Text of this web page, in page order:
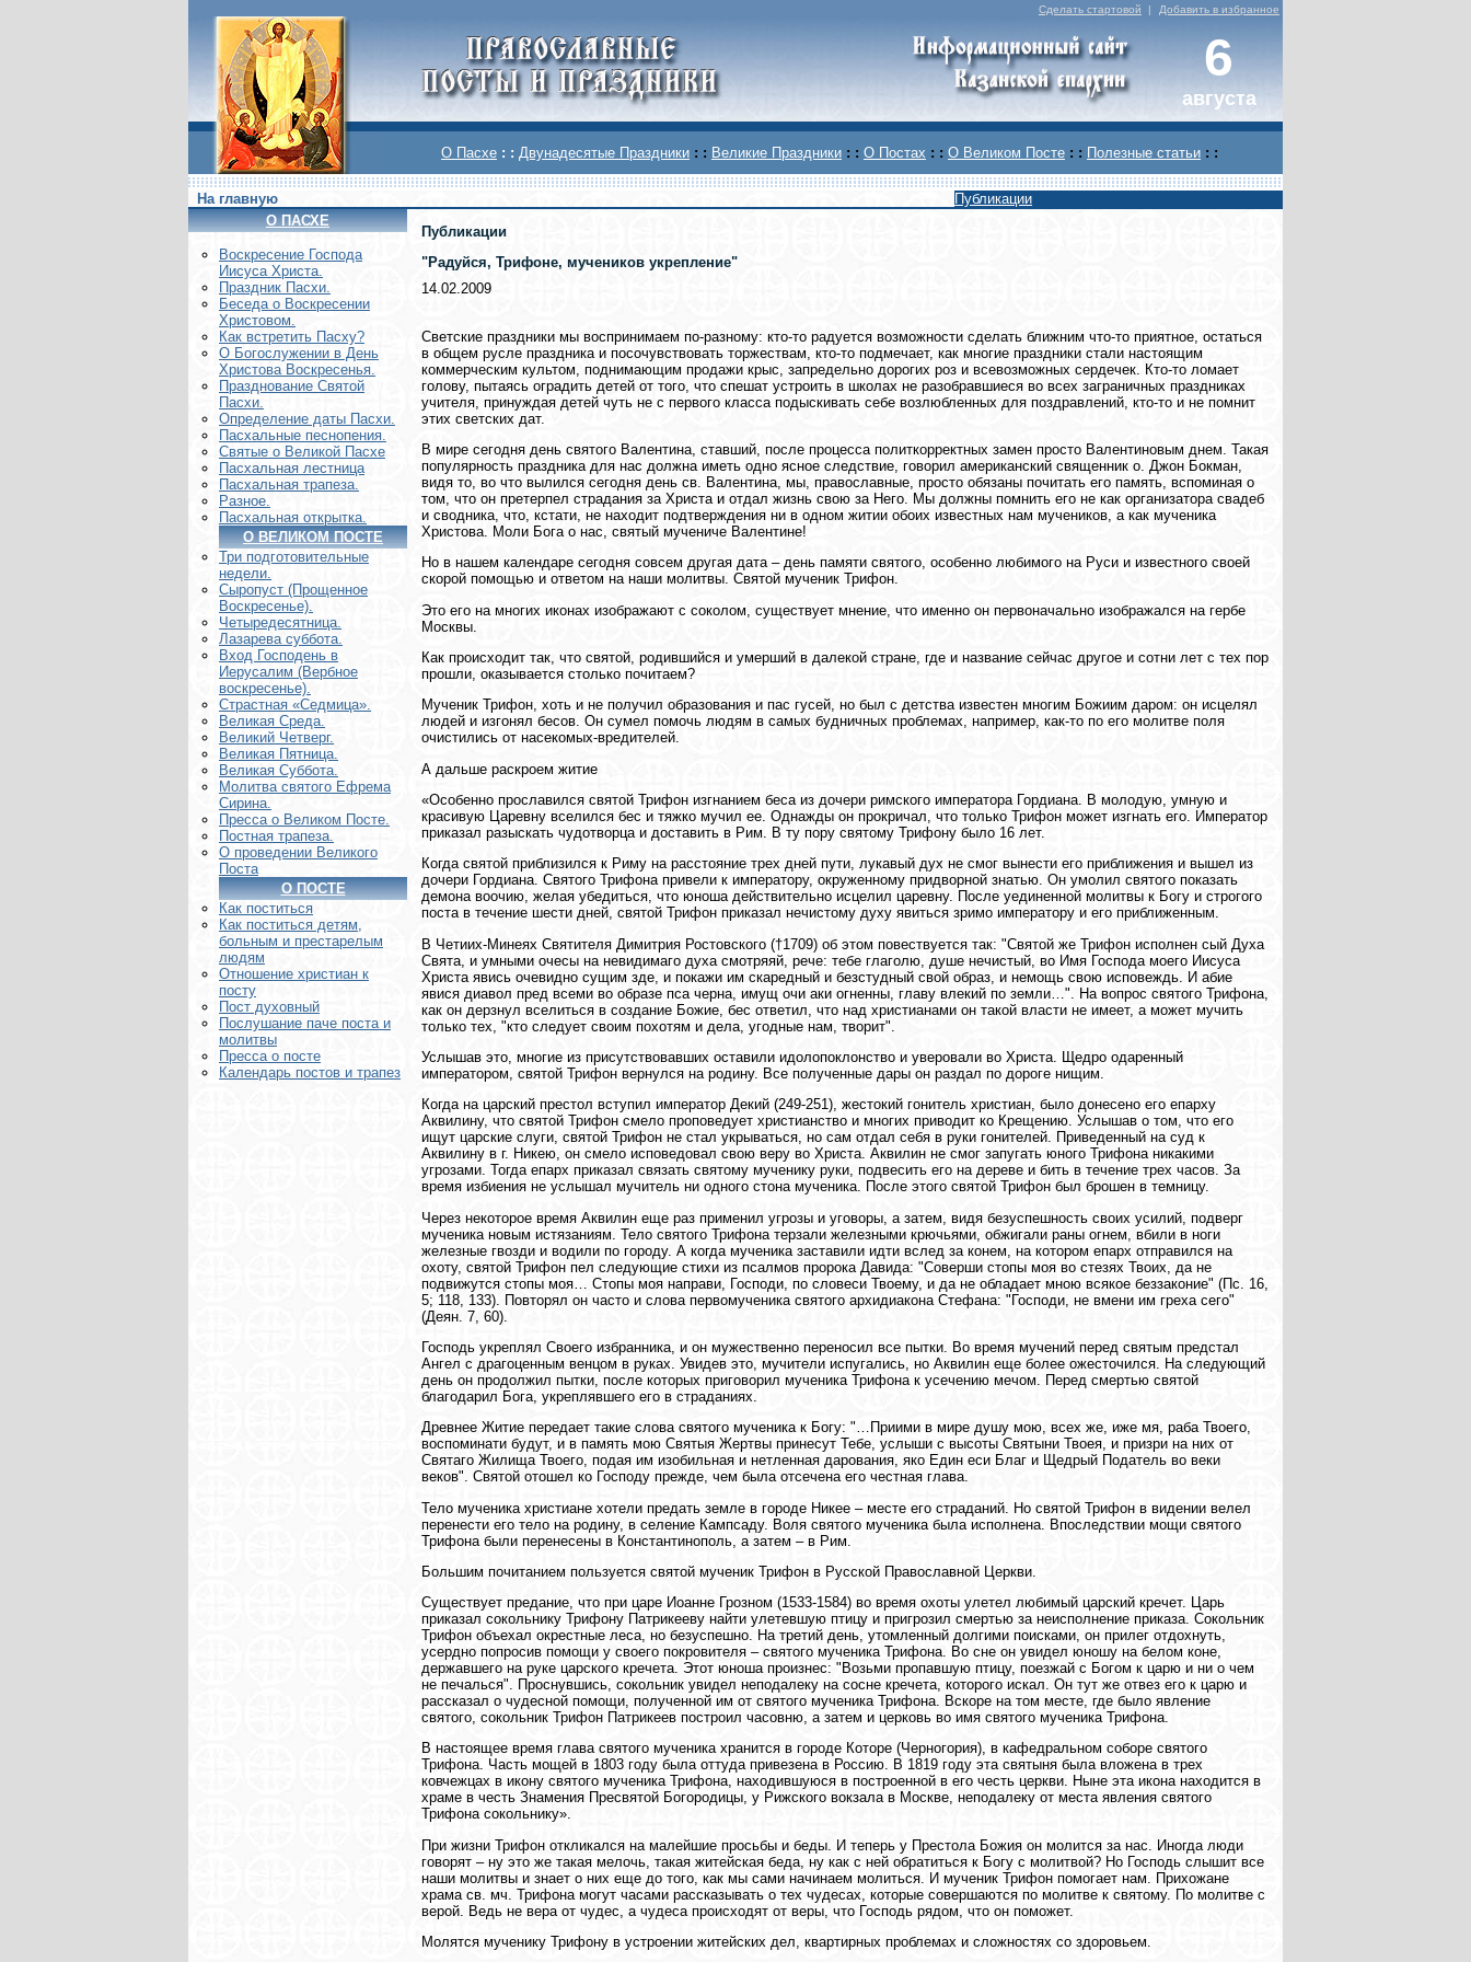
Сделать стартовой | Добавить в избранное
6
августа
О Пасхе : : Двунадесятые Праздники : : Великие Праздники : : О Постах : : О Великом Посте : : Полезные статьи : :
На главную
Публикации
О ПАСХЕ
Воскреcение Господа
Иисуса Христа.
Праздник Пасхи.
Беседа о Воскресении
Христовом.
Как встретить Пасху?
О Богослужении в День
Христова Воскресенья.
Празднование Святой
Пасхи.
Определение даты Пасхи.
Пасхальные песнопения.
Святые о Великой Пасхе
Пасхальная лестница
Пасхальная трапеза.
Разное.
Пасхальная открытка.
О ВЕЛИКОМ ПОСТЕ
Три подготовительные
недели.
Сыропуст (Прощенное
Воскресенье).
Четыредесятница.
Лазарева суббота.
Вход Господень в
Иерусалим (Вербное
воскресенье).
Страстная «Седмица».
Великая Среда.
Великий Четверг.
Великая Пятница.
Великая Суббота.
Молитва святого Ефрема
Сирина.
Пресса о Великом Посте.
Постная трапеза.
О проведении Великого
Поста
О ПОСТЕ
Как поститься
Как поститься детям,
больным и престарелым
людям
Отношение христиан к
посту
Пост духовный
Послушание паче поста и
молитвы
Пресса о посте
Календарь постов и трапез
Публикации
"Радуйся, Трифоне, мучеников укрепление"
14.02.2009
Светские праздники мы воспринимаем по-разному: кто-то радуется возможности сделать ближним что-то приятное, остаться
в общем русле праздника и посочувствовать торжествам, кто-то подмечает, как многие праздники стали настоящим
коммерческим культом, поднимающим продажи крыс, запредельно дорогих роз и всевозможных сердечек. Кто-то ломает
голову, пытаясь оградить детей от того, что спешат устроить в школах не разобравшиеся во всех заграничных праздниках
учителя, принуждая детей чуть не с первого класса подыскивать себе возлюбленных для поздравлений, кто-то и не помнит
этих светских дат.
В мире сегодня день святого Валентина, ставший, после процесса политкорректных замен просто Валентиновым днем. Такая
популярность праздника для нас должна иметь одно ясное следствие, говорил американский священник о. Джон Бокман,
видя то, во что вылился сегодня день св. Валентина, мы, православные, просто обязаны почитать его память, вспоминая о
том, что он претерпел страдания за Христа и отдал жизнь свою за Него. Мы должны помнить его не как организатора свадеб
и сводника, что, кстати, не находит подтверждения ни в одном житии обоих известных нам мучеников, а как мученика
Христова. Моли Бога о нас, святый мучениче Валентине!
Но в нашем календаре сегодня совсем другая дата – день памяти святого, особенно любимого на Руси и известного своей
скорой помощью и ответом на наши молитвы. Святой мученик Трифон.
Это его на многих иконах изображают с соколом, существует мнение, что именно он первоначально изображался на гербе
Москвы.
Как происходит так, что святой, родившийся и умерший в далекой стране, где и название сейчас другое и сотни лет с тех пор
прошли, оказывается столько почитаем?
Мученик Трифон, хоть и не получил образования и пас гусей, но был с детства известен многим Божиим даром: он исцелял
людей и изгонял бесов. Он сумел помочь людям в самых будничных проблемах, например, как-то по его молитве поля
очистились от насекомых-вредителей.
А дальше раскроем житие
«Особенно прославился святой Трифон изгнанием беса из дочери римского императора Гордиана. В молодую, умную и
красивую Царевну вселился бес и тяжко мучил ее. Однажды он прокричал, что только Трифон может изгнать его. Император
приказал разыскать чудотворца и доставить в Рим. В ту пору святому Трифону было 16 лет.
Когда святой приблизился к Риму на расстояние трех дней пути, лукавый дух не смог вынести его приближения и вышел из
дочери Гордиана. Святого Трифона привели к императору, окруженному придворной знатью. Он умолил святого показать
демона воочию, желая убедиться, что юноша действительно исцелил царевну. После уединенной молитвы к Богу и строгого
поста в течение шести дней, святой Трифон приказал нечистому духу явиться зримо императору и его приближенным.
В Четиих-Минеях Святителя Димитрия Ростовского (†1709) об этом повествуется так: "Святой же Трифон исполнен сый Духа
Свята, и умными очесы на невидимаго духа смотряяй, рече: тебе глаголю, душе нечистый, во Имя Господа моего Иисуса
Христа явись очевидно сущим зде, и покажи им скаредный и безстудный свой образ, и немощь свою исповеждь. И абие
явися диавол пред всеми во образе пса черна, имущ очи аки огненны, главу влекий по земли…". На вопрос святого Трифона,
как он дерзнул вселиться в создание Божие, бес ответил, что над христианами он такой власти не имеет, а может мучить
только тех, "кто следует своим похотям и дела, угодные нам, творит".
Услышав это, многие из присутствовавших оставили идолопоклонство и уверовали во Христа. Щедро одаренный
императором, святой Трифон вернулся на родину. Все полученные дары он раздал по дороге нищим.
Когда на царский престол вступил император Декий (249-251), жестокий гонитель христиан, было донесено его епарху
Аквилину, что святой Трифон смело проповедует христианство и многих приводит ко Крещению. Услышав о том, что его
ищут царские слуги, святой Трифон не стал укрываться, но сам отдал себя в руки гонителей. Приведенный на суд к
Аквилину в г. Никею, он смело исповедовал свою веру во Христа. Аквилин не смог запугать юного Трифона никакими
угрозами. Тогда епарх приказал связать святому мученику руки, подвесить его на дереве и бить в течение трех часов. За
время избиения не услышал мучитель ни одного стона мученика. После этого святой Трифон был брошен в темницу.
Через некоторое время Аквилин еще раз применил угрозы и уговоры, а затем, видя безуспешность своих усилий, подверг
мученика новым истязаниям. Тело святого Трифона терзали железными крючьями, обжигали раны огнем, вбили в ноги
железные гвозди и водили по городу. А когда мученика заставили идти вслед за конем, на котором епарх отправился на
охоту, святой Трифон пел следующие стихи из псалмов пророка Давида: "Соверши стопы моя во стезях Твоих, да не
подвижутся стопы моя… Стопы моя направи, Господи, по словеси Твоему, и да не обладает мною всякое беззаконие" (Пс. 16,
5; 118, 133). Повторял он часто и слова первомученика святого архидиакона Стефана: "Господи, не вмени им греха сего"
(Деян. 7, 60).
Господь укреплял Своего избранника, и он мужественно переносил все пытки. Во время мучений перед святым предстал
Ангел с драгоценным венцом в руках. Увидев это, мучители испугались, но Аквилин еще более ожесточился. На следующий
день он продолжил пытки, после которых приговорил мученика Трифона к усечению мечом. Перед смертью святой
благодарил Бога, укреплявшего его в страданиях.
Древнее Житие передает такие слова святого мученика к Богу: "…Приими в мире душу мою, всех же, иже мя, раба Твоего,
воспоминати будут, и в память мою Святыя Жертвы принесут Тебе, услыши с высоты Святыни Твоея, и призри на них от
Святаго Жилища Твоего, подая им изобильная и нетленная дарования, яко Един еси Благ и Щедрый Податель во веки
веков". Святой отошел ко Господу прежде, чем была отсечена его честная глава.
Тело мученика христиане хотели предать земле в городе Никее – месте его страданий. Но святой Трифон в видении велел
перенести его тело на родину, в селение Кампсаду. Воля святого мученика была исполнена. Впоследствии мощи святого
Трифона были перенесены в Константинополь, а затем – в Рим.
Большим почитанием пользуется святой мученик Трифон в Русской Православной Церкви.
Существует предание, что при царе Иоанне Грозном (1533-1584) во время охоты улетел любимый царский кречет. Царь
приказал сокольнику Трифону Патрикееву найти улетевшую птицу и пригрозил смертью за неисполнение приказа. Сокольник
Трифон объехал окрестные леса, но безуспешно. На третий день, утомленный долгими поисками, он прилег отдохнуть,
усердно попросив помощи у своего покровителя – святого мученика Трифона. Во сне он увидел юношу на белом коне,
державшего на руке царского кречета. Этот юноша произнес: "Возьми пропавшую птицу, поезжай с Богом к царю и ни о чем
не печалься". Проснувшись, сокольник увидел неподалеку на сосне кречета, которого искал. Он тут же отвез его к царю и
рассказал о чудесной помощи, полученной им от святого мученика Трифона. Вскоре на том месте, где было явление
святого, сокольник Трифон Патрикеев построил часовню, а затем и церковь во имя святого мученика Трифона.
В настоящее время глава святого мученика хранится в городе Которе (Черногория), в кафедральном соборе святого
Трифона. Часть мощей в 1803 году была оттуда привезена в Россию. В 1819 году эта святыня была вложена в трех
ковчежцах в икону святого мученика Трифона, находившуюся в построенной в его честь церкви. Ныне эта икона находится в
храме в честь Знамения Пресвятой Богородицы, у Рижского вокзала в Москве, неподалеку от места явления святого
Трифона сокольнику».
При жизни Трифон откликался на малейшие просьбы и беды. И теперь у Престола Божия он молится за нас. Иногда люди
говорят – ну это же такая мелочь, такая житейская беда, ну как с ней обратиться к Богу с молитвой? Но Господь слышит все
наши молитвы и знает о них еще до того, как мы сами начинаем молиться. И мученик Трифон помогает нам. Прихожане
храма св. мч. Трифона могут часами рассказывать о тех чудесах, которые совершаются по молитве к святому. По молитве с
верой. Ведь не вера от чудес, а чудеса происходят от веры, что Господь рядом, что он поможет.
Молятся мученику Трифону в устроении житейских дел, квартирных проблемах и сложностях со здоровьем.